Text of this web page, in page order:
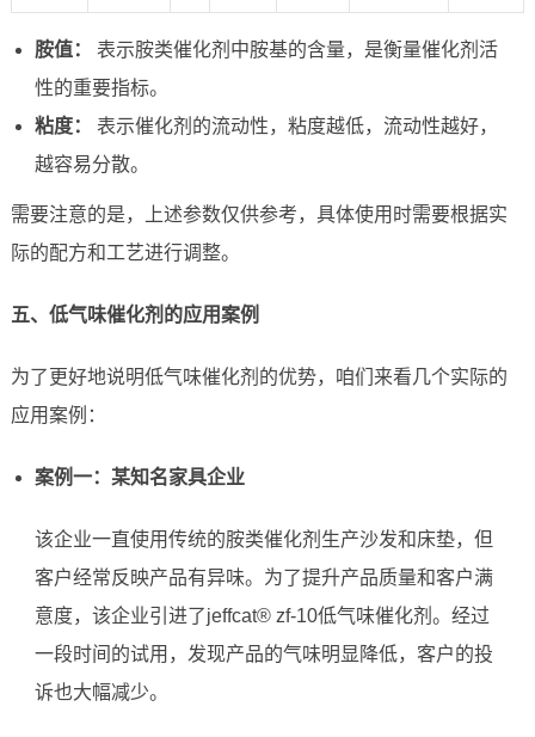
胺值：
表示胺类催化剂中胺基的含量，是衡量催化剂活
性的重要指标。
粘度：
表示催化剂的流动性，粘度越低，流动性越好，
越容易分散。
需要注意的是，上述参数仅供参考，具体使用时需要根据实
际的配方和工艺进行调整。
五、低气味催化剂的应用案例
为了更好地说明低气味催化剂的优势，咱们来看几个实际的
应用案例：
案例一：某知名家具企业
该企业一直使用传统的胺类催化剂生产沙发和床垫，但
客户经常反映产品有异味。为了提升产品质量和客户满
意度，该企业引进了jeffcat® zf-10低气味催化剂。经过
一段时间的试用，发现产品的气味明显降低，客户的投
诉也大幅减少。